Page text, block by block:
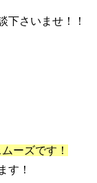
下さいませ！！
ーズです！
す！